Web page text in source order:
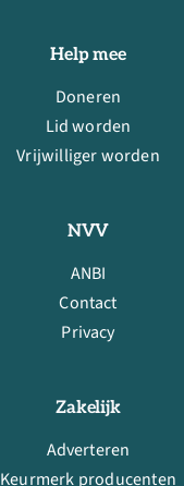
Help mee
Doneren
Lid worden
Vrijwilliger worden
NVV
ANBI
Contact
Privacy
Zakelijk
Adverteren
Keurmerk producenten